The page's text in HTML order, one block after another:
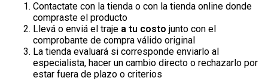
Contactate con la tienda o con la tienda online donde
compraste el producto
Llevá o enviá el traje a tu costo junto con el
comprobante de compra válido original
La tienda evaluará si corresponde enviarlo al
especialista, hacer un cambio directo o rechazarlo por
estar fuera de plazo o criterios